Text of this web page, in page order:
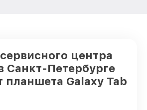
центра
Санкт-Петербурге
планшета Galaxy Tab